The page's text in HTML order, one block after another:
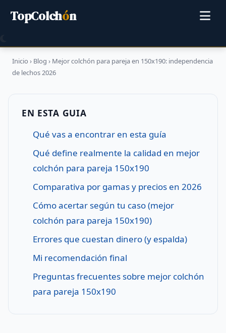
TopColchón
Inicio › Blog › Mejor colchón para pareja en 150x190: independencia
de lechos 2026
EN ESTA GUIA
Qué vas a encontrar en esta guía
Qué define realmente la calidad en mejor
colchón para pareja 150x190
Comparativa por gamas y precios en 2026
Cómo acertar según tu caso (mejor
colchón para pareja 150x190)
Errores que cuestan dinero (y espalda)
Mi recomendación final
Preguntas frecuentes sobre mejor colchón
para pareja 150x190